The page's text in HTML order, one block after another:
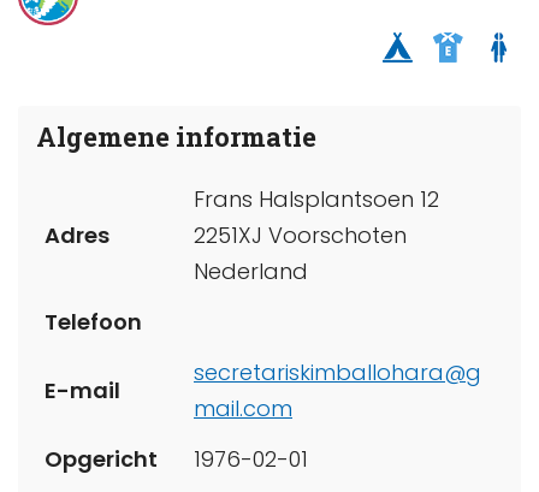
Algemene informatie
Adres
Frans Halsplantsoen 12
2251XJ Voorschoten
Nederland
Telefoon
E-mail
secretariskimballohara@g
mail.com
Opgericht
1976-02-01